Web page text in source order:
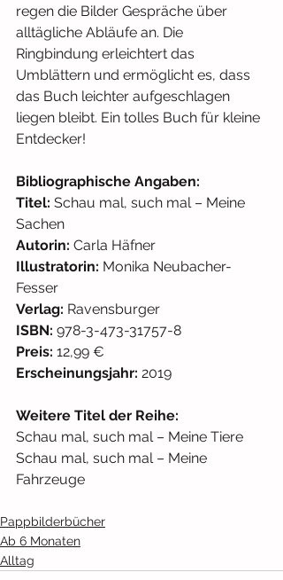
regen die Bilder Gespräche über
alltägliche Abläufe an. Die
Ringbindung erleichtert das
Umblättern und ermöglicht es, dass
das Buch leichter aufgeschlagen
liegen bleibt. Ein tolles Buch für kleine
Entdecker!
Bibliographische Angaben:
Titel: Schau mal, such mal – Meine
Sachen
Autorin: Carla Häfner
Illustratorin: Monika Neubacher-
Fesser
Verlag: Ravensburger
ISBN: 978-3-473-31757-8
Preis: 12,99 €
Erscheinungsjahr: 2019
Weitere Titel der Reihe:
Schau mal, such mal – Meine Tiere
Schau mal, such mal – Meine
Fahrzeuge
Pappbilderbücher
Ab 6 Monaten
Alltag